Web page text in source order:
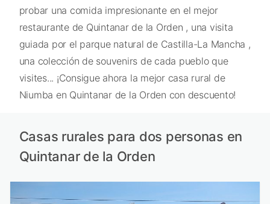
probar una comida impresionante en el mejor
restaurante de Quintanar de la Orden , una visita
guiada por el parque natural de Castilla-La Mancha ,
una colección de souvenirs de cada pueblo que
visites... ¡Consigue ahora la mejor casa rural de
Niumba en Quintanar de la Orden con descuento!
Casas rurales para dos personas en
Quintanar de la Orden